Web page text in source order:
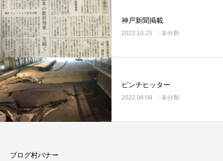
神戸新聞掲載
2022.10.25 未分類
ピンチヒッター
2022.06.08 未分類
ブログ村バナー